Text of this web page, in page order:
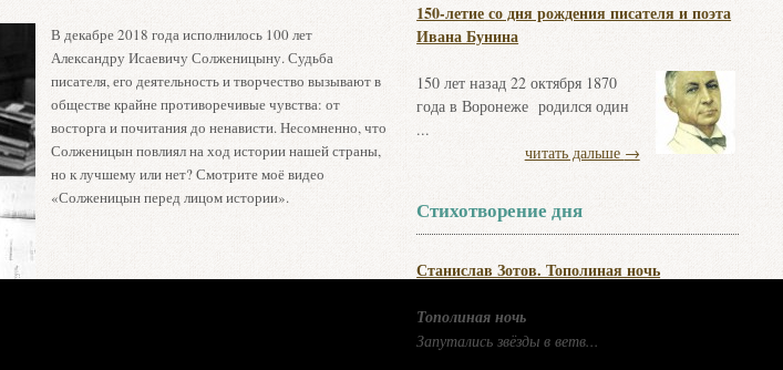
В декабре 2018 года исполнилось 100 лет
Александру Исаевичу Солженицыну. Судьба
писателя, его деятельность и творчество вызывают в
обществе крайне противоречивые чувства: от
восторга и почитания до ненависти. Несомненно, что
Солженицын повлиял на ход истории нашей страны,
но к лучшему или нет? Смотрите моё видео
«Солженицын перед лицом истории».
150-летие со дня рождения писателя и поэта
Ивана Бунина
150 лет назад 22 октября 1870
года в Воронеже родился один
...
читать дальше →
Стихотворение дня
Станислав Зотов. Тополиная ночь
Тополиная ночь
Запутались звёзды в ветв...